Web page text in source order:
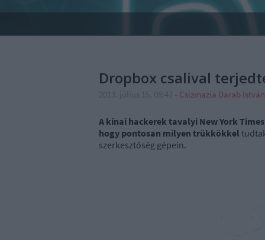
Dropbox csalival
Csizmazia Darab
A kínai hackerek tavalyi New York
hogy pontosan milyen trükkökkel
szerkesztőség gépein.